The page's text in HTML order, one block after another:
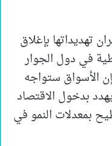
تهديداتها بإغلاق
في دول الجوار
الأسواق ستواجه
بدخول الاقتصاد
بمعدلات النمو في